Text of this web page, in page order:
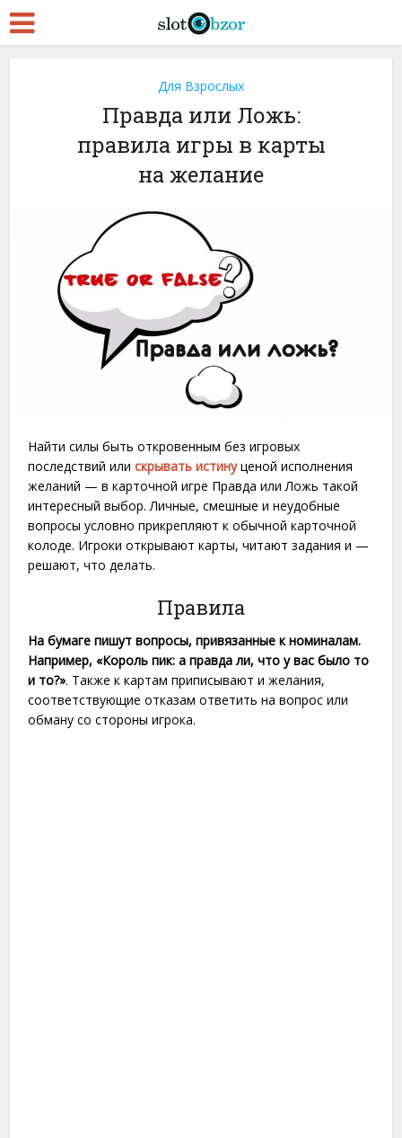
Для Взрослых
Правда или Ложь:
правила игры в карты
на желание
Найти силы быть откровенным без игровых
последствий илискрывать истинуценой исполнения
желаний — в карточной игре Правда или Ложь такой
интересный выбор. Личные, смешные и неудобные
вопросы условно прикрепляют к обычной карточной
колоде. Игроки открывают карты, читают задания и —
решают, что делать.
Правила
На бумаге пишут вопросы, привязанные к номиналам.
Например, «Король пик: а правда ли, что у вас было то
и то?». Также к картам приписывают и желания,
соответствующие отказам ответить на вопрос или
обману со стороны игрока.